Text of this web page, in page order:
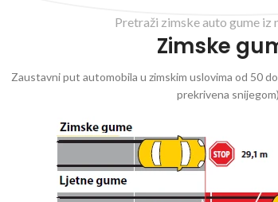
Pretraži zimske auto gume iz
Zimske
Zaustavni put automobila u zimskim uslovima od 50
prekrivena snijegom)